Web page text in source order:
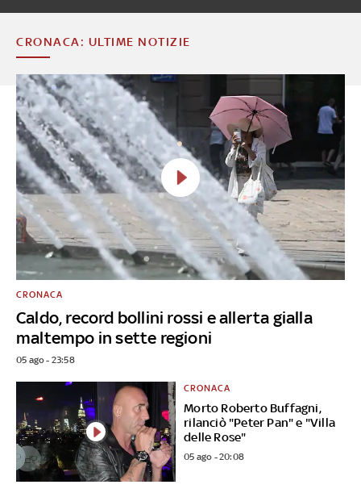
CRONACA: ULTIME NOTIZIE
Caldo, record bollini rossi e allerta gialla
maltempo in sette regioni
CRONACA
05 ago - 23:58
Morto Roberto Buffagni,
rilanciò "Peter Pan" e "Villa
delle Rose"
CRONACA
05 ago - 20:08